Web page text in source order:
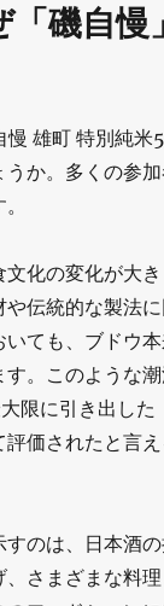
磯自慢
雄町 特別純米
か。多くの参加
化の変化が大
伝統的な製法
いても、ブドウ
。このような潮
限に引き出した
価されたと言え
のは、日本酒
さまざまな料